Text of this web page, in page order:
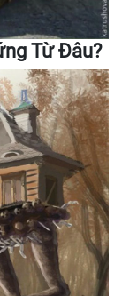
Từ Đâu?